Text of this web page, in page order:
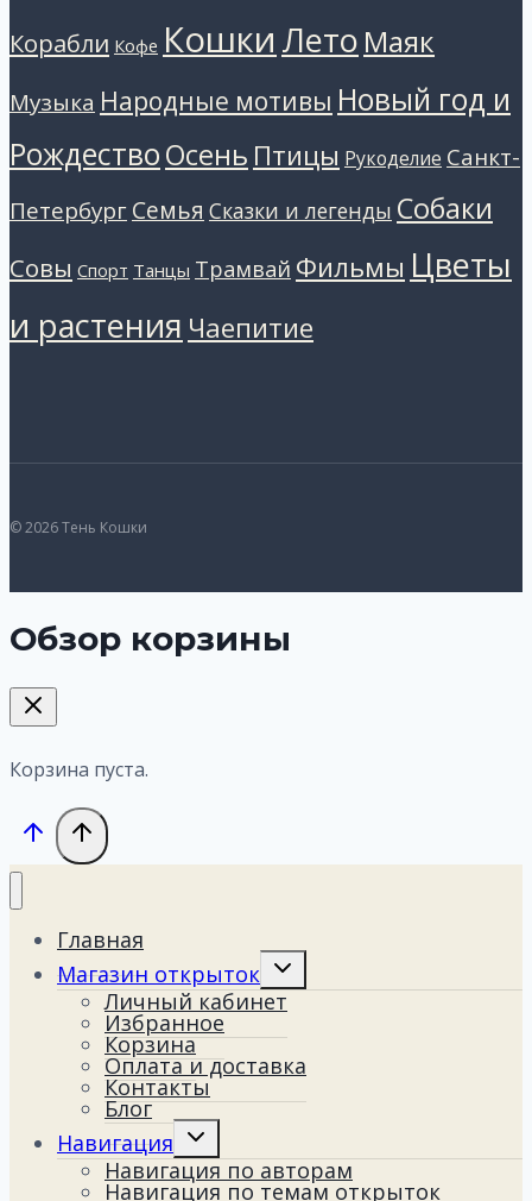
Корабли Кофе Кошки Лето Маяк
Музыка Народные мотивы Новый год и
РождествоОсень Птицы Рукоделие Санкт-
ПетербургСемья Сказки и легенды Собаки
Совы Спорт Танцы Трамвай Фильмы Цветы
и растения Чаепитие
© 2026 Тень Кошки
Обзор корзины
Корзина пуста.
Главная
Магазин открыток
Переключить
меню
Личный кабинет
Избранное
Корзина
Оплата и доставка
Контакты
Блог
Навигация
Переключить
меню
Навигация по авторам
Навигация по темам открыток